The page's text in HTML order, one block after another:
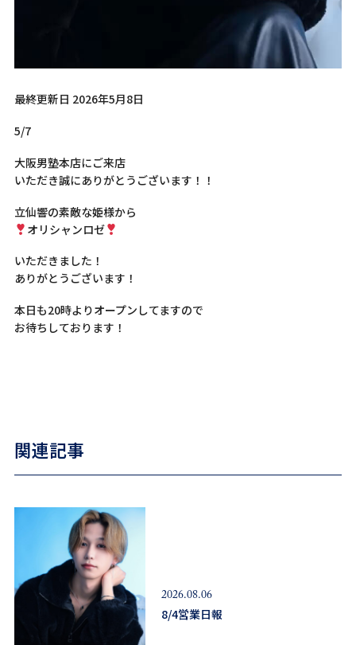
最終更新日 2026年5月8日
5/7
大阪男塾本店にご来店
いただき誠にありがとうございます！！
立仙響の素敵な姫様から
オリシャンロゼ
いただきました！
ありがとうございます！
本日も20時よりオープンしてますので
お待ちしております！
関連記事
2026.08.06
8/4営業日報